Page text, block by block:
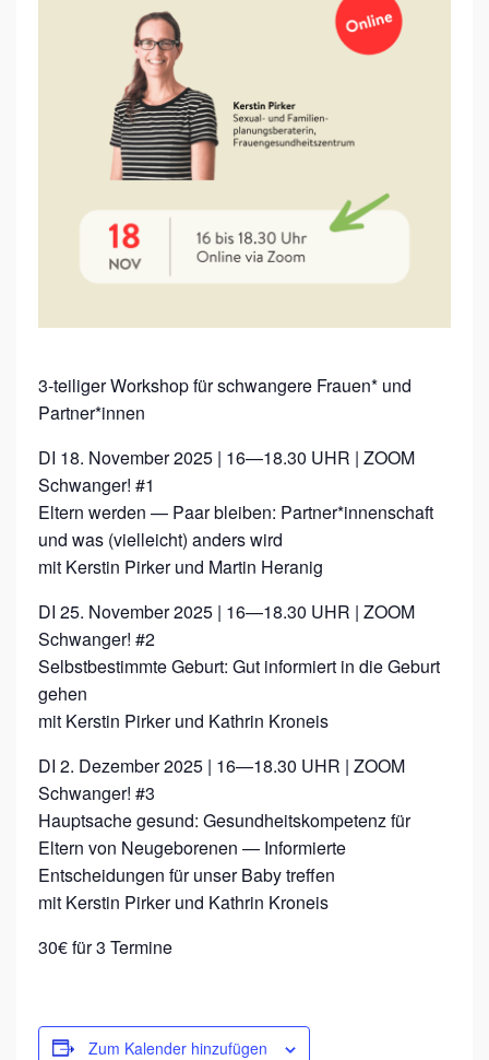
3-teiliger Workshop für schwangere Frauen* und
Partner*innen
DI 18. November 2025 | 16—18.30 UHR | ZOOM
Schwanger! #1
Eltern werden — Paar bleiben: Partner*innenschaft
und was (vielleicht) anders wird
mit Kerstin Pirker und Martin Heranig
DI 25. November 2025 | 16—18.30 UHR | ZOOM
Schwanger! #2
Selbstbestimmte Geburt: Gut informiert in die Geburt
gehen
mit Kerstin Pirker und Kathrin Kroneis
DI 2. Dezember 2025 | 16—18.30 UHR | ZOOM
Schwanger! #3
Hauptsache gesund: Gesundheitskompetenz für
Eltern von Neugeborenen — Informierte
Entscheidungen für unser Baby treffen
mit Kerstin Pirker und Kathrin Kroneis
30€ für 3 Termine
Zum Kalender hinzufügen